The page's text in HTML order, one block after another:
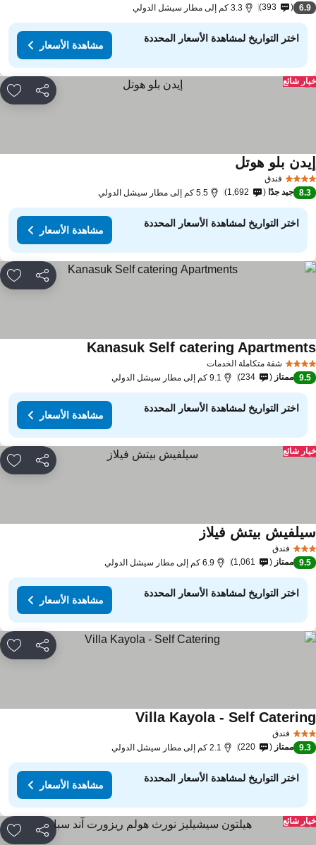
6.9
393 3.3 كم إلى مطار سيشل الدولي
اختر التواريخ لمشاهدة الأسعار المحددة
مشاهدة الأسعار
مشاركة
شائع
فندق
بلو هوتل
8.3 جيد جدًا 1,692 5.5 كم إلى مطار سيشل الدولي
اختر التواريخ لمشاهدة الأسعار المحددة
مشاهدة الأسعار
مشاركة
شقة متكاملة الخدمات
Kanasuk Self catering
9.5 ممتاز 234 9.1 كم إلى مطار سيشل الدولي
اختر التواريخ لمشاهدة الأسعار المحددة
مشاهدة الأسعار
مشاركة
شائع
فندق
بيتش فيلاز
9.5 ممتاز 1,061 6.9 كم إلى مطار سيشل الدولي
اختر التواريخ لمشاهدة الأسعار المحددة
مشاهدة الأسعار
مشاركة
فندق
Villa Kayola - Self
9.3 ممتاز 220 2.1 كم إلى مطار سيشل الدولي
اختر التواريخ لمشاهدة الأسعار المحددة
مشاهدة الأسعار
مشاركة
شائع